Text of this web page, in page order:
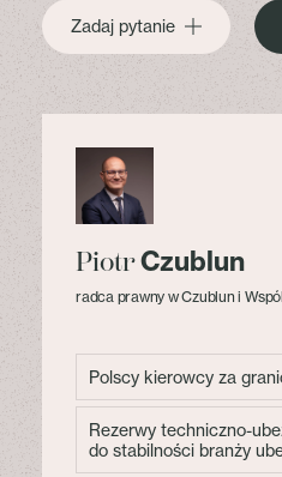
Zadaj pytanie
PiotrCzublun
radca prawny w Czublun i
Polscy kierowcy za
Rezerwy techniczno-
do stabilności branży